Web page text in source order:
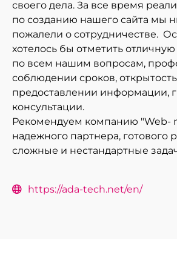
своего дела. За все время
по созданию нашего сайта мы
пожалели о сотрудничестве.
хотелось бы отметить
по всем нашим вопросам,
соблюдении сроков,
предоставлении информации,
консультации.
Рекомендуем компанию "Web-
надежного партнера, готового
сложные и нестандартные
https://ada-tech.net/en/